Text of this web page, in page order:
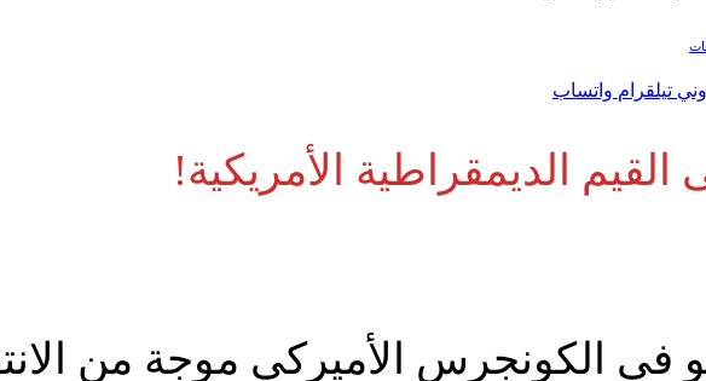
تيلقرام واتساب
الديمقراطية الأمريكية!
في الكونجرس الأميركي موجة من